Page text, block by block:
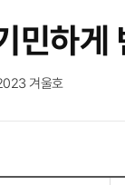
민하게
겨울호